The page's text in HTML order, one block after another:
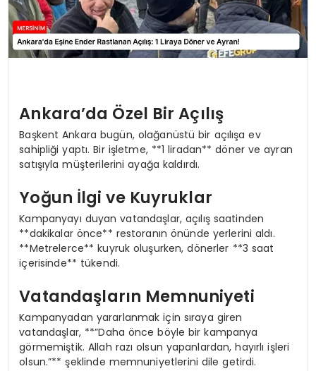
Ankara’da Özel Bir Açılış
Başkent Ankara bugün, olağanüstü bir açılışa ev
sahipliği yaptı. Bir işletme, **1 liradan** döner ve ayran
satışıyla müşterilerini ayağa kaldırdı.
Yoğun İlgi ve Kuyruklar
Kampanyayı duyan vatandaşlar, açılış saatinden
**dakikalar önce** restoranın önünde yerlerini aldı.
**Metrelerce** kuyruk oluşurken, dönerler **3 saat
içerisinde** tükendi.
Vatandaşların Memnuniyeti
Kampanyadan yararlanmak için sıraya giren
vatandaşlar, **”Daha önce böyle bir kampanya
görmemiştik. Allah razı olsun yapanlardan, hayırlı işleri
olsun.”** şeklinde memnuniyetlerini dile getirdi.